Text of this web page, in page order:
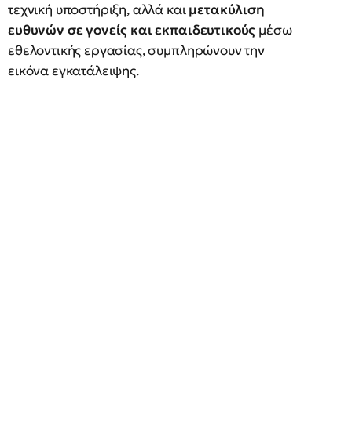
τεχνική υποστήριξη, αλλά καιμετακύλιση
ευθυνών σε γονείς και εκπαιδευτικούς μέσω
εθελοντικής εργασίας, συμπληρώνουν την
εικόνα εγκατάλειψης.